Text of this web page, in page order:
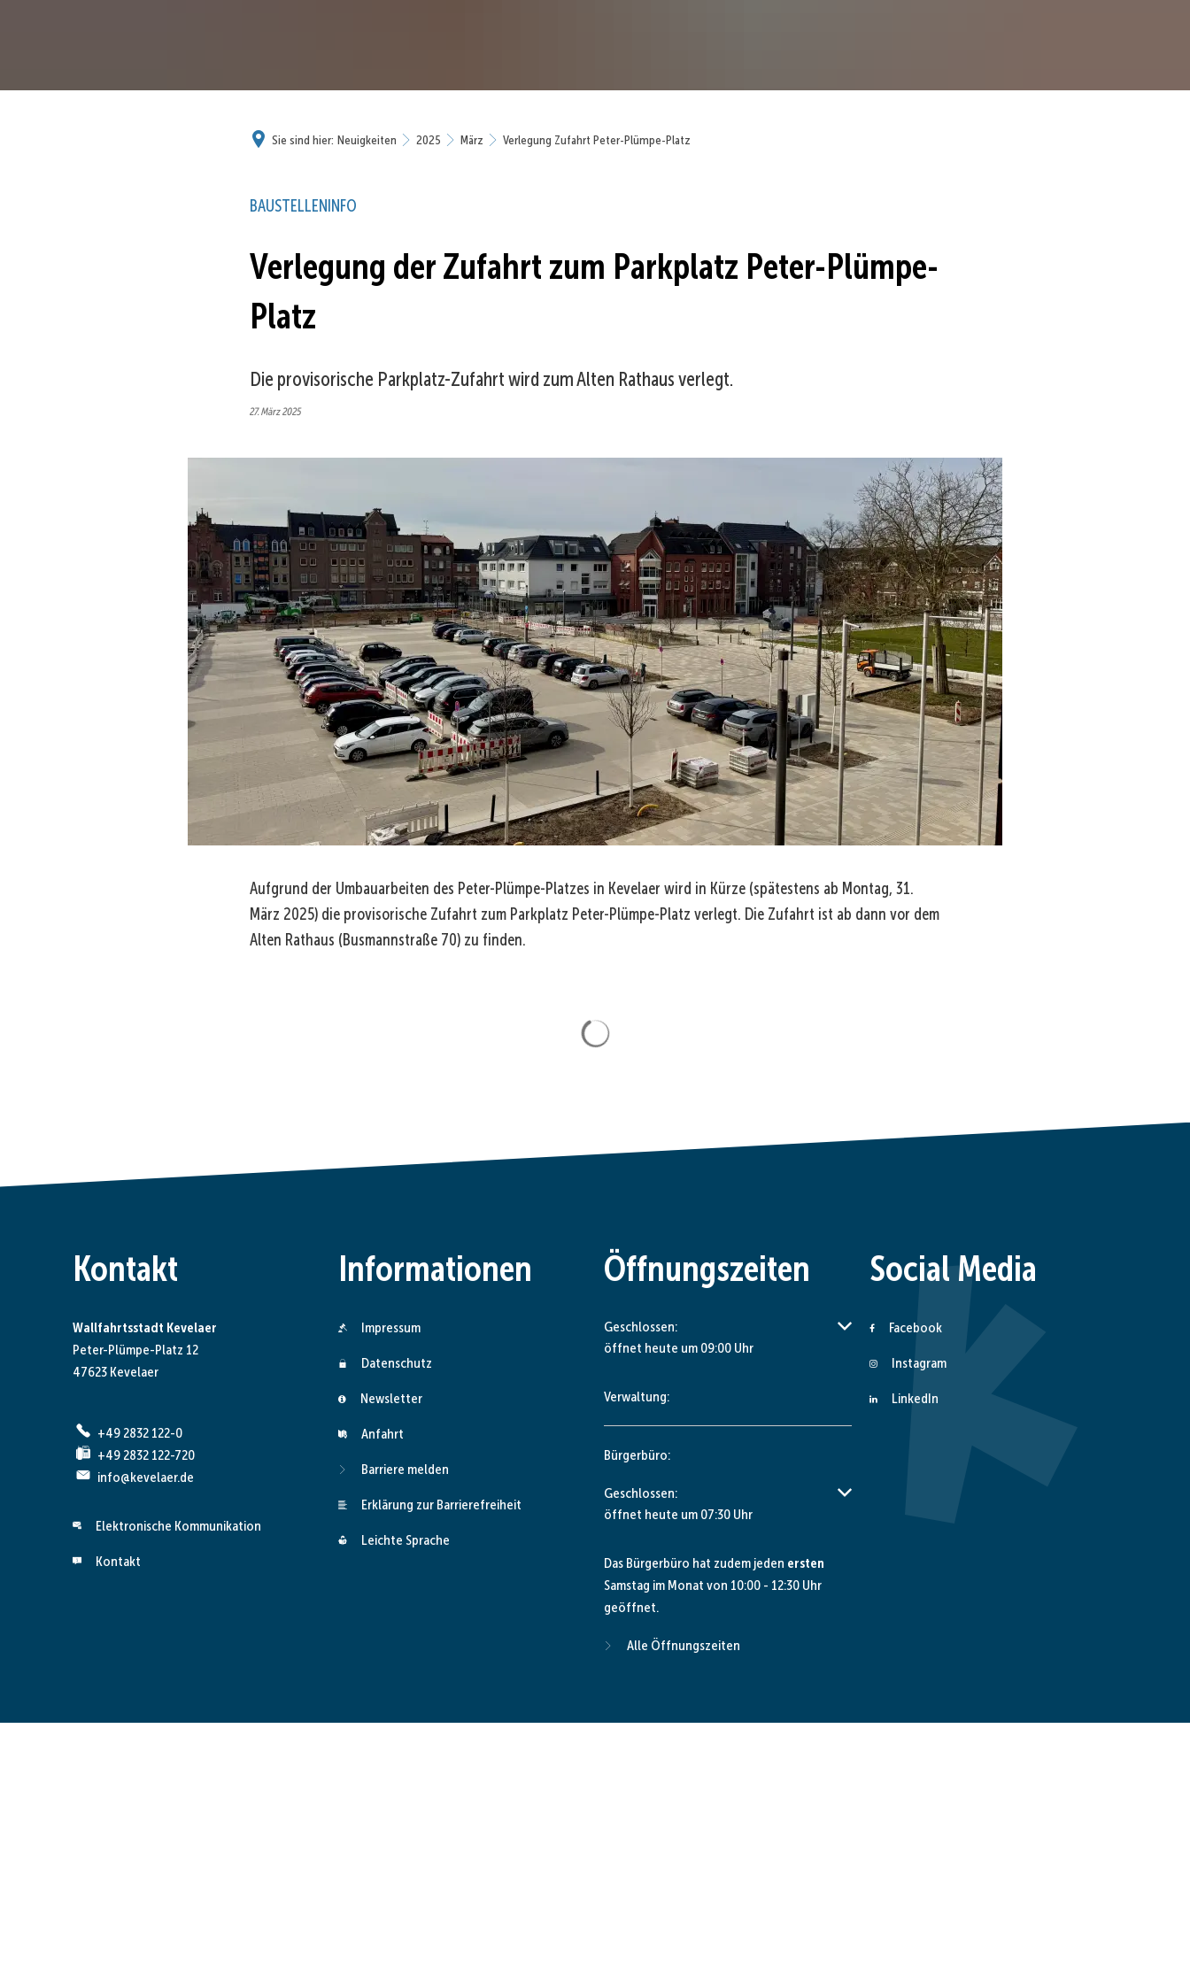
Sie sind hier: Neuigkeiten 2025 März Verlegung Zufahrt Peter-Plümpe-Platz
BAUSTELLENINFO
Verlegung der Zufahrt zum Parkplatz Peter-Plümpe-
Platz
Die provisorische Parkplatz-Zufahrt wird zum Alten Rathaus verlegt.
27. März 2025
Aufgrund der Umbauarbeiten des Peter-Plümpe-Platzes in Kevelaer wird in Kürze (spätestens ab Montag, 31.
März 2025) die provisorische Zufahrt zum Parkplatz Peter-Plümpe-Platz verlegt. Die Zufahrt ist ab dann vor dem
Alten Rathaus (Busmannstraße 70) zu finden.
Kontakt
Wallfahrtsstadt Kevelaer
Peter-Plümpe-Platz 12
47623 Kevelaer
+49 2832 122-0
+49 2832 122-720
info@kevelaer.de
Elektronische Kommunikation
Kontakt
Informationen
Impressum
Datenschutz
Newsletter
Anfahrt
Barriere melden
Erklärung zur Barrierefreiheit
Leichte Sprache
Öffnungszeiten
Klicken, um weitere Öffnungs- oder Schließzeiten auszublenden
Geschlossen:
öffnet heute um 09:00 Uhr
Verwaltung:
Bürgerbüro:
Klicken, um weitere Öffnungs- oder Schließzeiten auszublenden
Geschlossen:
öffnet heute um 07:30 Uhr
Das Bürgerbüro hat zudem jeden ersten
Samstag im Monat von 10:00 - 12:30 Uhr
geöffnet.
Alle Öffnungszeiten
Social Media
Facebook
Instagram
LinkedIn